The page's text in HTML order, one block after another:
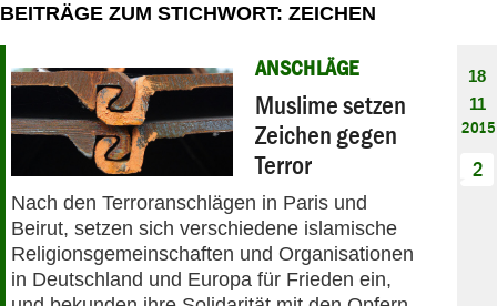
DEBATTE
PANORAMA
BEITRÄGE ZUM STICHWORT: ZEICHEN
ANSCHLÄGE
Muslime setzen
Zeichen gegen
Terror
Nach den Terroranschlägen in Paris und
Beirut, setzen sich verschiedene islamische
Religionsgemeinschaften und Organisationen
in Deutschland und Europa für Frieden ein,
18
11
2015
2